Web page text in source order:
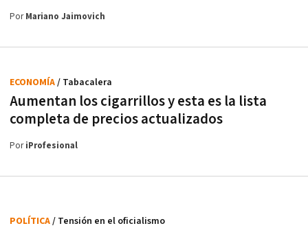
PorMariano Jaimovich
Aumentan los cigarrillos y esta es la lista
completa de precios actualizados
ECONOMÍA/ Tabacalera
PoriProfesional
POLÍTICA/ Tensión en el oficialismo